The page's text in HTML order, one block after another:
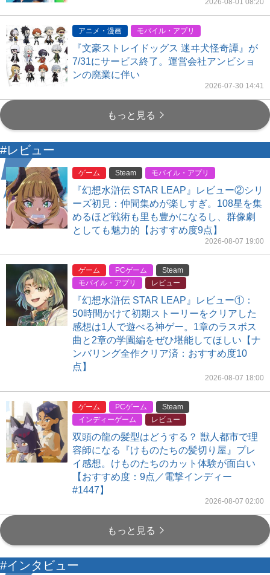
2026-08-01 08:20
アニメ・漫画 モバイル・アプリ
『文豪ストレイドッグス 迷ヰ犬怪奇譚』が
7/31にサービス終了。運営会社アンビショ
ンの廃業に伴い
2026-07-30 14:41
もっと見る
#レビュー
ゲーム Steam モバイル・アプリ
『幻想水滸伝 STAR LEAP』レビュー②シリ
ーズ初見：仲間集めが楽しすぎ。108星を集
めるほど戦術も里も豊かになるし、群像劇
としても魅力的【おすすめ度9点】
2026-08-07 19:00
ゲーム PCゲーム
Steam
モバイル・アプリ
レビュー
『幻想水滸伝 STAR LEAP』レビュー①：
50時間かけて初期ストーリーをクリアした
感想は1人で遊べる神ゲー。1章のラスボス
曲と2章の学園編をぜひ堪能してほしい【ナ
ンバリング全作クリア済：おすすめ度10
点】
2026-08-07 18:00
ゲーム PCゲーム
Steam
インディーゲーム
レビュー
双頭の龍の髪型はどうする？ 獣人都市で理
容師になる『けものたちの髪切り屋』プレ
イ感想。けものたちのカット体験が面白い
【おすすめ度：9点／電撃インディー
#1447】
2026-08-07 02:00
もっと見る
#インタビュー